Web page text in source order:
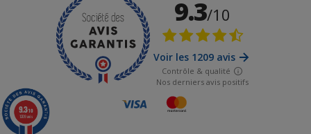
9.3/10
1209 avis